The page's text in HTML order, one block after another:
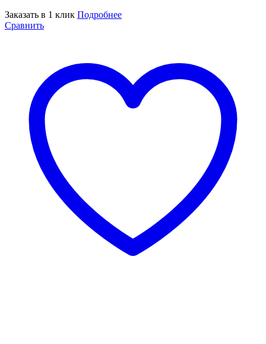
Заказать в 1 клик Подробнее
Сравнить